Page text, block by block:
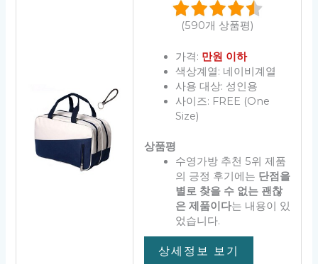
(590개 상품평)
가격: 만원 이하
색상계열: 네이비계열
사용 대상: 성인용
사이즈: FREE (One
Size)
상품평
수영가방 추천 5위 제품
의 긍정 후기에는 단점을
별로 찾을 수 없는 괜찮
은 제품이다는 내용이 있
었습니다.
상세정보 보기